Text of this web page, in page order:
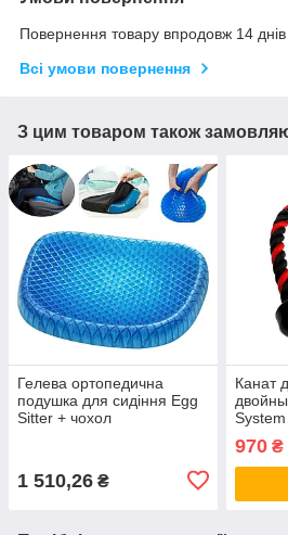
Повернення товару впродовж 14
Всі умови повернення
З цим товаром також
Гелева ортопедична
подушка для сидіння Egg
Sitter + чохол
1 510,26 ₴
Канат
970₴